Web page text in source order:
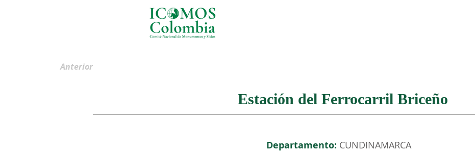
Anterior
Estación del Ferrocarril Briceño
Departamento: CUNDINAMARCA